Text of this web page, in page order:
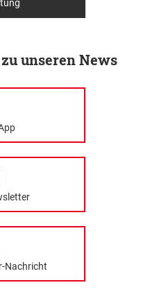
unseren News
Nachricht